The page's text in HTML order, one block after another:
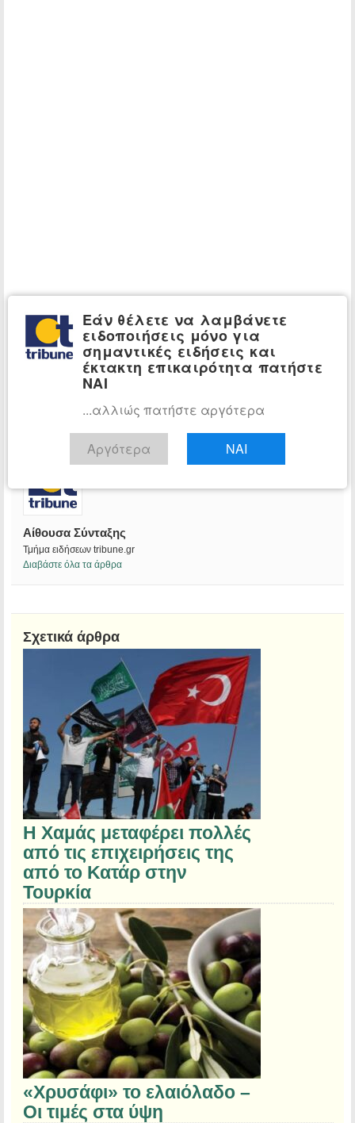
Αίθουσα Σύνταξης
Τμήμα ειδήσεων tribune.gr
Διαβάστε όλα τα άρθρα
Σχετικά άρθρα
Η Χαμάς μεταφέρει πολλές
από τις επιχειρήσεις της
από το Κατάρ στην
Τουρκία
«Χρυσάφι» το ελαιόλαδο –
Οι τιμές στα ύψη
Εάν θέλετε να λαμβάνετε
ειδοποιήσεις μόνο για
σημαντικές ειδήσεις και
έκτακτη επικαιρότητα πατήστε
ΝΑΙ
...αλλιώς πατήστε αργότερα
Αργότερα ΝΑΙ